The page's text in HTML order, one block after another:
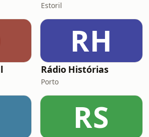
Estoril
RH
Rádio Histórias
Porto
RS